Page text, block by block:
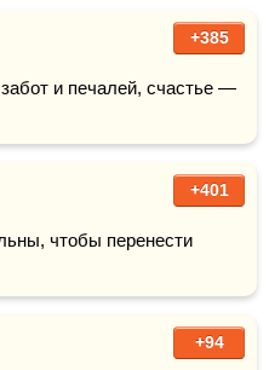
+385
и печалей, счастье —
+401
чтобы перенести
+94